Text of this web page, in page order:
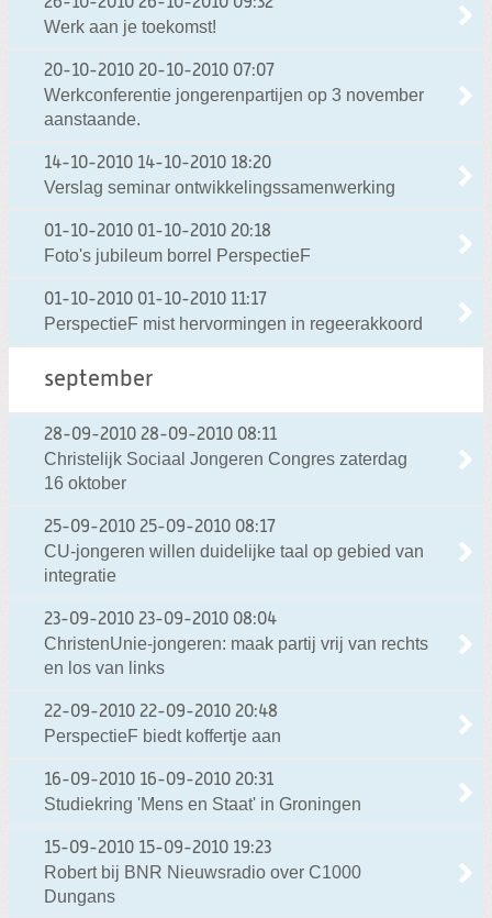
26-10-2010 26-10-2010 09:32
Werk aan je toekomst!
20-10-2010 20-10-2010 07:07
Werkconferentie jongerenpartijen op 3 november
aanstaande.
14-10-2010 14-10-2010 18:20
Verslag seminar ontwikkelingssamenwerking
01-10-2010 01-10-2010 20:18
Foto's jubileum borrel PerspectieF
01-10-2010 01-10-2010 11:17
PerspectieF mist hervormingen in regeerakkoord
september
28-09-2010 28-09-2010 08:11
Christelijk Sociaal Jongeren Congres zaterdag
16 oktober
25-09-2010 25-09-2010 08:17
CU-jongeren willen duidelijke taal op gebied van
integratie
23-09-2010 23-09-2010 08:04
ChristenUnie-jongeren: maak partij vrij van rechts
en los van links
22-09-2010 22-09-2010 20:48
PerspectieF biedt koffertje aan
16-09-2010 16-09-2010 20:31
Studiekring 'Mens en Staat' in Groningen
15-09-2010 15-09-2010 19:23
Robert bij BNR Nieuwsradio over C1000
Dungans